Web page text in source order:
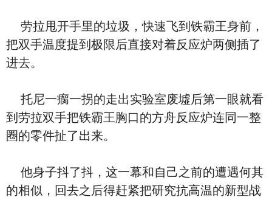
劳拉甩开手里的垃圾，快速飞到铁霸王身前，
把双手温度提到极限后直接对着反应炉两侧插了
进去。
托尼一瘸一拐的走出实验室废墟后第一眼就看
到劳拉双手把铁霸王胸口的方舟反应炉连同一整
圈的零件扯了出来。
他身子抖了抖，这一幕和自己之前的遭遇何其
的相似，回去之后得赶紧把研究抗高温的新型战